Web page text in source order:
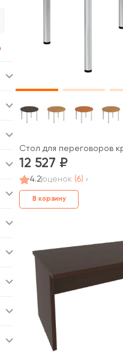
Стол для переговоров
12 527
4.2оценок (6)
В корзину